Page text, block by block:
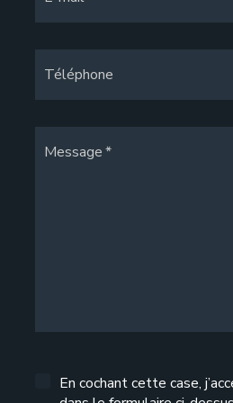
Téléphone
Message
En cochant cette case,